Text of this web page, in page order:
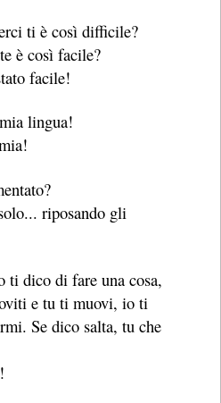
ti è così difficile?
è così facile?
facile!
lingua!
riposando gli
ti dico di fare una cosa,
e tu ti muovi, io ti
Se dico salta, tu che